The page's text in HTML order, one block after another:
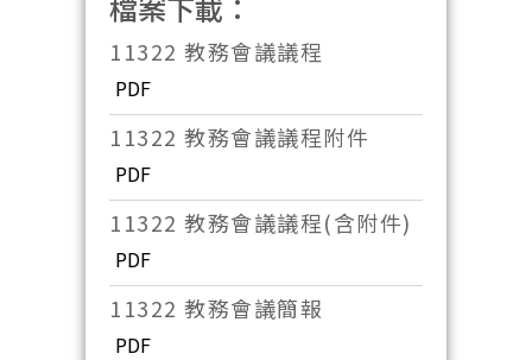
11322 教務會議議程
PDF
11322 教務會議議程附件
PDF
11322 教務會議議程(含附件)
PDF
11322 教務會議簡報
PDF